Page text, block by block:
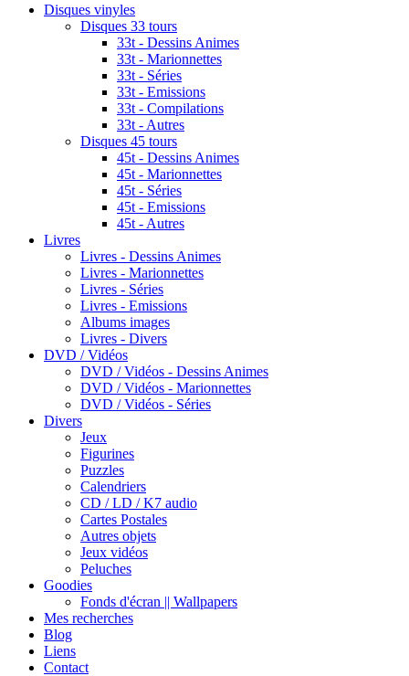
Disques vinyles
Disques 33 tours
33t - Dessins Animes
33t - Marionnettes
33t - Séries
33t - Emissions
33t - Compilations
33t - Autres
Disques 45 tours
45t - Dessins Animes
45t - Marionnettes
45t - Séries
45t - Emissions
45t - Autres
Livres
Livres - Dessins Animes
Livres - Marionnettes
Livres - Séries
Livres - Emissions
Albums images
Livres - Divers
DVD / Vidéos
DVD / Vidéos - Dessins Animes
DVD / Vidéos - Marionnettes
DVD / Vidéos - Séries
Divers
Jeux
Figurines
Puzzles
Calendriers
CD / LD / K7 audio
Cartes Postales
Autres objets
Jeux vidéos
Peluches
Goodies
Fonds d'écran || Wallpapers
Mes recherches
Blog
Liens
Contact